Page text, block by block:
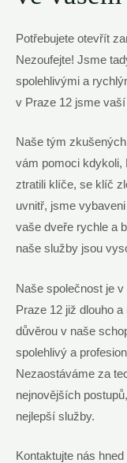
Potřebujete otevřít
Nezoufejte! Jsme
spolehlivými a
v Praze 12 jsme
Naše tým
vám pomoci kdykoli,
ztratili klíče, se klíč
uvnitř, jsme
vaše dveře rychle a
naše služby jsou
Naše společnost je
Praze 12 již dlouho
důvěrou v naše
spolehlivý a
Nezaostáváme za
nejnovějších
nejlepší služby.
Kontaktujte nás